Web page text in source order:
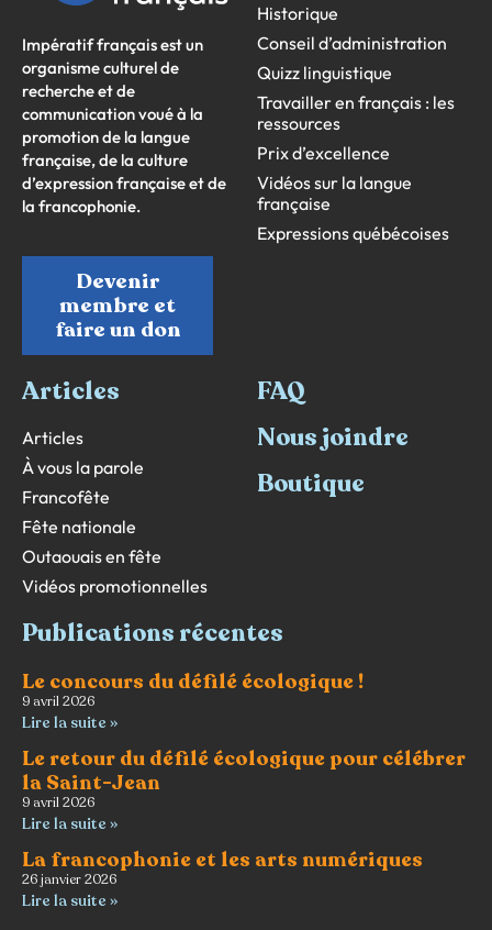
Impératif français est un
organisme culturel de
recherche et de
communication voué à la
promotion de la langue
française, de la culture
d’expression française et de
la francophonie.
Devenir
membre et
faire un don
Historique
Conseil d’administration
Quizz linguistique
Travailler en français : les
ressources
Prix d’excellence
Vidéos sur la langue
française
Expressions québécoises
Articles
Articles
À vous la parole
Francofête
Fête nationale
Outaouais en fête
Vidéos promotionnelles
FAQ
Nous joindre
Boutique
Publications récentes
Le concours du défilé écologique !
9 avril 2026
Lire la suite »
Le retour du défilé écologique pour célébrer
la Saint-Jean
9 avril 2026
Lire la suite »
La francophonie et les arts numériques
26 janvier 2026
Lire la suite »